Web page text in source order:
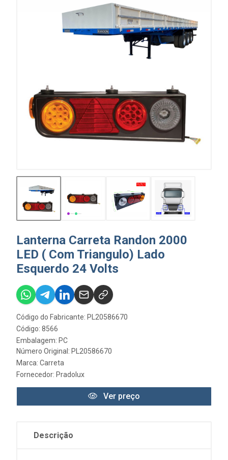
Lanterna Carreta Randon 2000
LED ( Com Triangulo) Lado
Esquerdo 24 Volts
Código do Fabricante: PL20586670
Código: 8566
Embalagem: PC
Número Original: PL20586670
Marca: Carreta
Fornecedor: Pradolux
Ver preço
Descrição